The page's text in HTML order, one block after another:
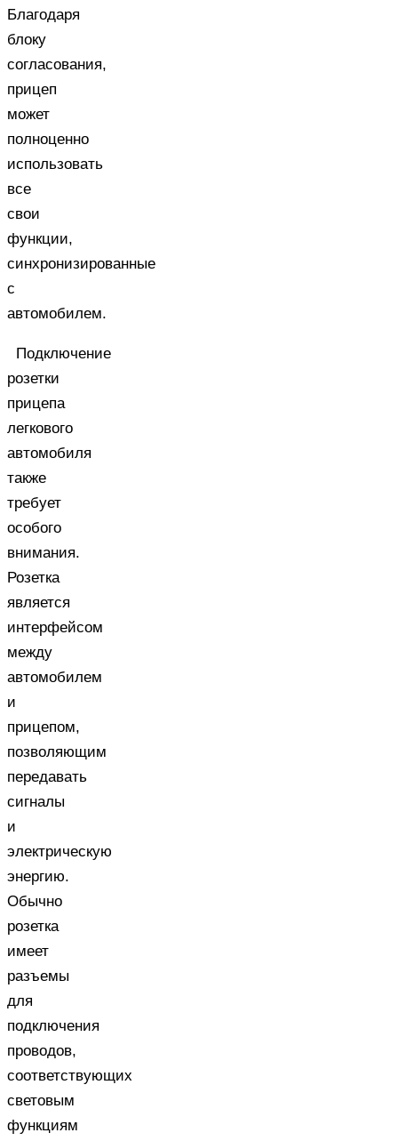
Благодаря
блоку
согласования,
прицеп
может
полноценно
использовать
все
свои
функции,
синхронизированные
с
автомобилем.
Подключение
розетки
прицепа
легкового
автомобиля
также
требует
особого
внимания.
Розетка
является
интерфейсом
между
автомобилем
и
прицепом,
позволяющим
передавать
сигналы
и
электрическую
энергию.
Обычно
розетка
имеет
разъемы
для
подключения
проводов,
соответствующих
световым
функциям